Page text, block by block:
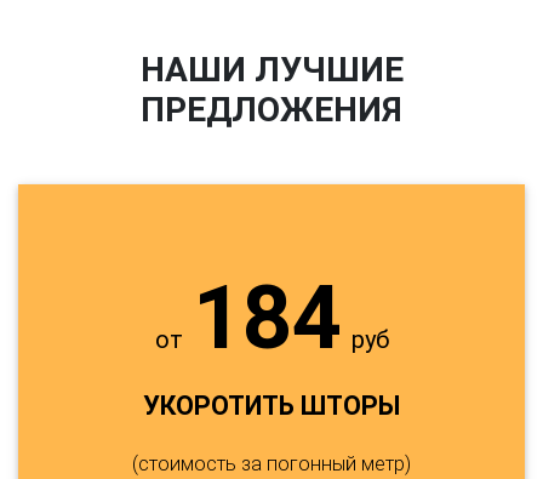
НАШИ ЛУЧШИЕ
ПРЕДЛОЖЕНИЯ
от 184 руб
УКОРОТИТЬ ШТОРЫ
(стоимость за погонный метр)